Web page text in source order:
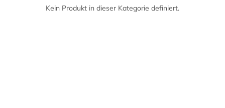
Kein Produkt in dieser Kategorie definiert.